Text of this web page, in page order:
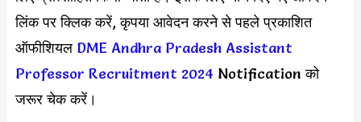
लिंक पर क्लिक करें, कृपया आवेदन करने से पहले प्रकाशित
ऑफीशियल DME Andhra Pradesh Assistant
Professor Recruitment 2024 Notification को
जरूर चेक करें।